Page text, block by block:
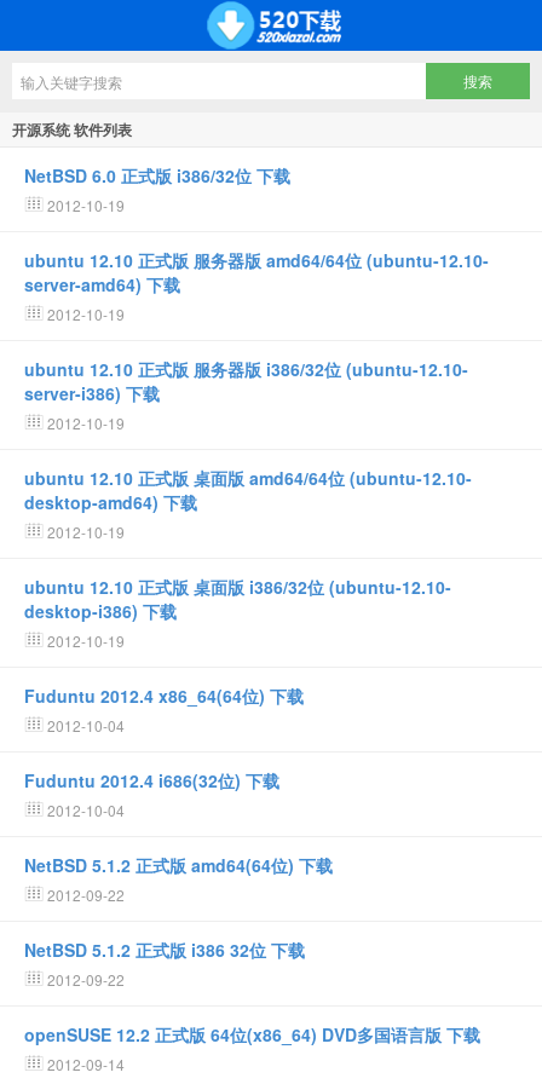
开源系统 软件列表
NetBSD 6.0 正式版 i386/32位 下载
2012-10-19
ubuntu 12.10 正式版 服务器版 amd64/64位 (ubuntu-12.10-
server-amd64) 下载
2012-10-19
ubuntu 12.10 正式版 服务器版 i386/32位 (ubuntu-12.10-
server-i386) 下载
2012-10-19
ubuntu 12.10 正式版 桌面版 amd64/64位 (ubuntu-12.10-
desktop-amd64) 下载
2012-10-19
ubuntu 12.10 正式版 桌面版 i386/32位 (ubuntu-12.10-
desktop-i386) 下载
2012-10-19
Fuduntu 2012.4 x86_64(64位) 下载
2012-10-04
Fuduntu 2012.4 i686(32位) 下载
2012-10-04
NetBSD 5.1.2 正式版 amd64(64位) 下载
2012-09-22
NetBSD 5.1.2 正式版 i386 32位 下载
2012-09-22
openSUSE 12.2 正式版 64位(x86_64) DVD多国语言版 下载
2012-09-14